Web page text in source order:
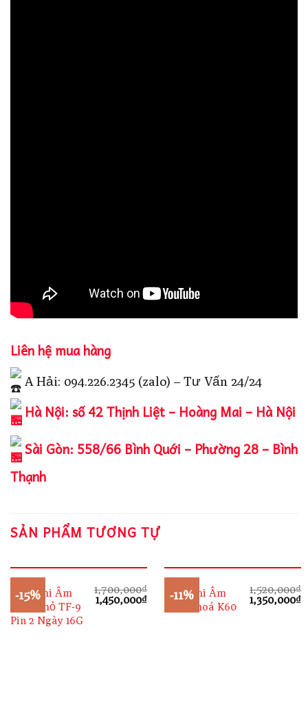
Liên hệ mua hàng
A Hải: 094.226.2345 (zalo) – Tư Vấn 24/24
Hà Nội: số 42 Thịnh Liệt – Hoàng Mai – Hà Nội
Sài Gòn: 558/66 Bình Quới – Phường 28 – Bình
Thạnh
SẢN PHẨM TƯƠNG TỰ
-15%
Máy Ghi Âm
Siêu Nhỏ TF-9
Pin 2 Ngày 16G
1,700,000₫
Giá
gốc
1,450,000₫Giá -11%
Máy Ghi Âm
Móc Khoá K60
1,520,000₫
Giá
gốc
1,350,000₫